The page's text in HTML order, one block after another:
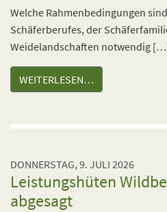
Welche Rahmenbedingungen
Schäferberufes, der
Weidelandschaften notwendig
WEITERLESEN…
DONNERSTAG, 9. JULI 2026
Leistungshüten
abgesagt